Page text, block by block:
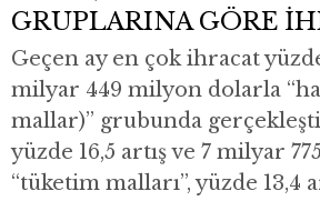
GRUPLARINA GÖRE
Geçen ay en çok ihracat yüzde
milyar 449 milyon dolarla
mallar)” grubunda
yüzde 16,5 artış ve 7 milyar
“tüketim malları”, yüzde 13,4